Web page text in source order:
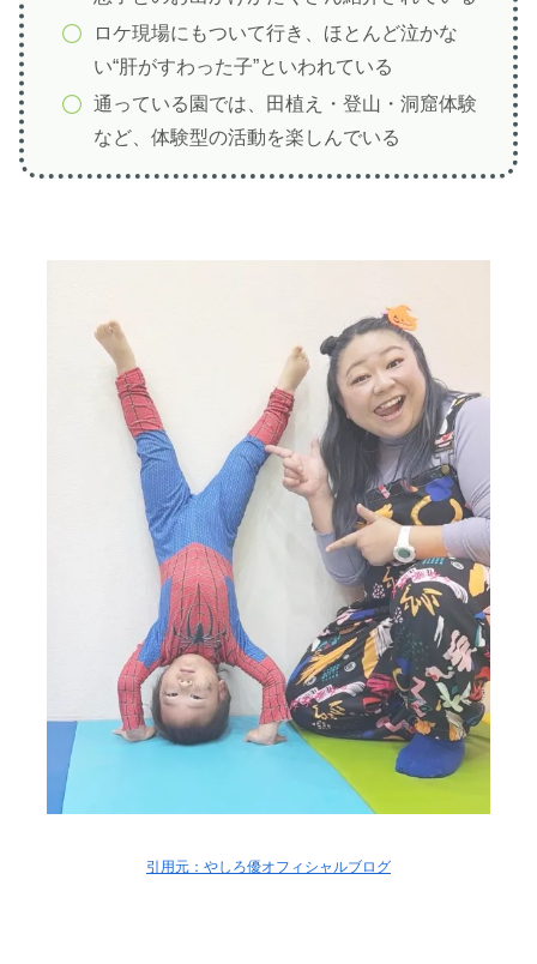
ロケ現場にもついて行き、ほとんど泣かな
い“肝がすわった子”といわれている
通っている園では、田植え・登山・洞窟体験
など、体験型の活動を楽しんでいる
引用元：やしろ優オフィシャルブログ